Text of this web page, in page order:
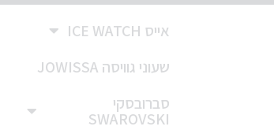
אייס ICE WATCH
שעוני גוויסה JOWISSA
סברובסקי
SWAROVSKI